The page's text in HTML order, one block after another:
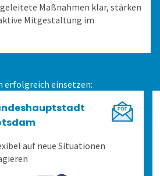
Maßnahmen klar, stärken
Mitgestaltung im
erfolgreich einsetzen:
auf neue Situationen